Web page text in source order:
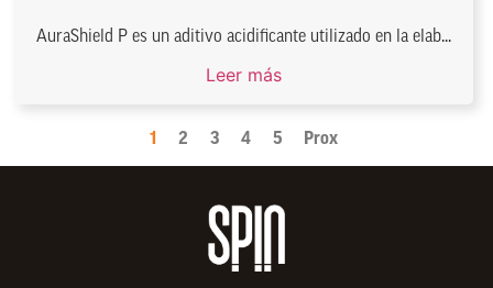
AuraShield P es un aditivo acidificante utilizado en la elab...
Leer más
1 2 3 4 5 Prox